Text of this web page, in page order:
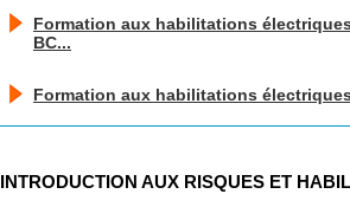
Formation aux habilitations
BC...
Formation aux habilitations
INTRODUCTION AUX RISQUES ET